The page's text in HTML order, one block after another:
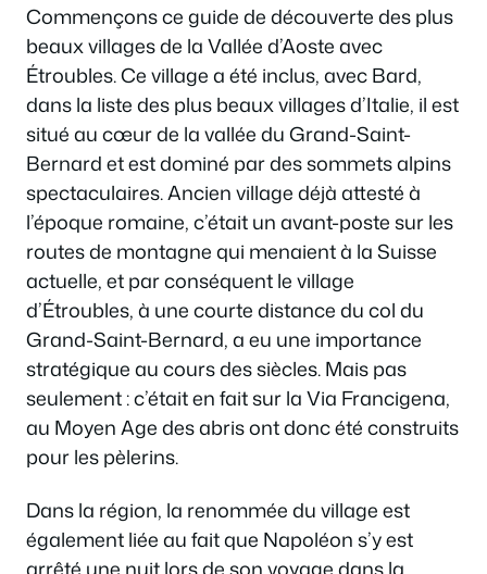
Commençons ce guide de découverte des plus
beaux villages de la Vallée d’Aoste avec
Étroubles. Ce village a été inclus, avec Bard,
dans la liste des plus beaux villages d’Italie, il est
situé au cœur de la vallée du Grand-Saint-
Bernard et est dominé par des sommets alpins
spectaculaires. Ancien village déjà attesté à
l’époque romaine, c’était un avant-poste sur les
routes de montagne qui menaient à la Suisse
actuelle, et par conséquent le village
d’Étroubles, à une courte distance du col du
Grand-Saint-Bernard, a eu une importance
stratégique au cours des siècles. Mais pas
seulement : c’était en fait sur la Via Francigena,
au Moyen Age des abris ont donc été construits
pour les pèlerins.
Dans la région, la renommée du village est
également liée au fait que Napoléon s’y est